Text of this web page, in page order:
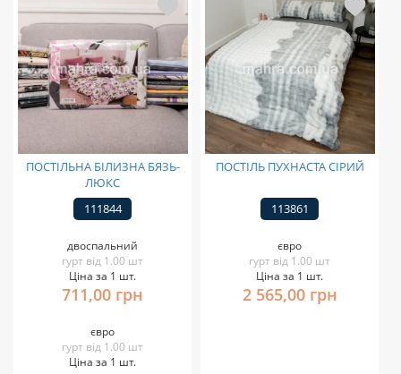
ПОСТІЛЬНА БІЛИЗНА БЯЗЬ-
ЛЮКС
111844
двоспальний
гурт від 1.00 шт
Ціна за 1 шт.
711,00 грн
євро
гурт від 1.00 шт
Ціна за 1 шт.
ПОСТІЛЬ ПУХНАСТА СІРИЙ
113861
євро
гурт від 1.00 шт
Ціна за 1 шт.
2 565,00 грн